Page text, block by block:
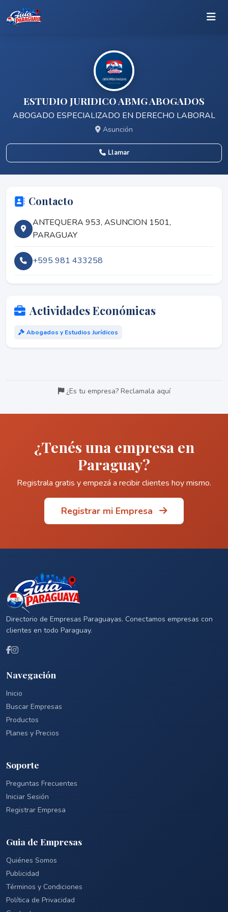
ESTUDIO JURIDICO ABMG ABOGADOS
ABOGADO ESPECIALIZADO EN DERECHO LABORAL
Asunción
Llamar
Contacto
ANTEQUERA 953, ASUNCION 1501,
PARAGUAY
+595 981 433258
Actividades Económicas
Abogados y Estudios Jurídicos
¿Es tu empresa? Reclamala aquí
¿Tenés una empresa en
Paraguay?
Registrala gratis y empezá a recibir clientes hoy mismo.
Registrar mi Empresa
Directorio de Empresas Paraguayas. Conectamos empresas con
clientes en todo Paraguay.
Navegación
Inicio
Buscar Empresas
Productos
Planes y Precios
Soporte
Preguntas Frecuentes
Iniciar Sesión
Registrar Empresa
Guia de Empresas
Quiénes Somos
Publicidad
Términos y Condiciones
Política de Privacidad